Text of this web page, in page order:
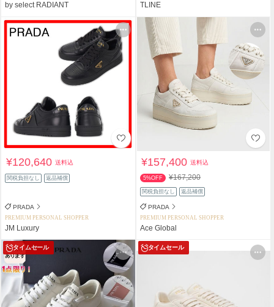
by select RADIANT TLINE
¥120,640送料込
関税負担なし 返品補償
PRADA
PREMIUM PERSONAL SHOPPER
JM Luxury
¥157,400送料込
5%OFF ¥167,200
関税負担なし 返品補償
PRADA
PREMIUM PERSONAL SHOPPER
Ace Global
タイムセール タイムセール